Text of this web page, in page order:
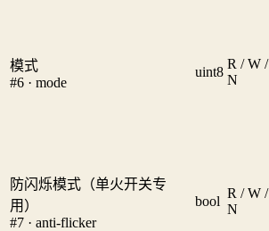
模式
#6 · mode
uint8
R / W /
N
防闪烁模式（单火开关专
用）
#7 · anti-flicker
bool
R / W /
N